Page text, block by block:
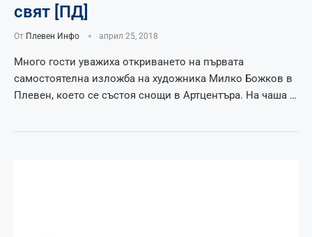
свят [ПД]
От Плевен Инфо април 25, 2018
Много гости уважиха откриването на първата
самостоятелна изложба на художника Милко Божков в
Плевен, което се състоя снощи в Артцентъра. На чаша …